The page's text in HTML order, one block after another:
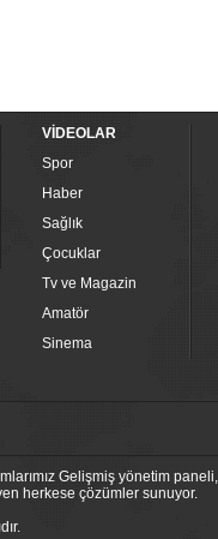
VİDEOLAR
Spor
Haber
Sağlık
Çocuklar
Tv ve Magazin
Amatör
Sinema
Gelişmiş yönetim
herkese çözümler sunuyor.